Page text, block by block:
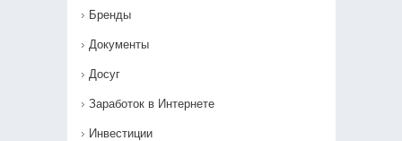
Бренды
Документы
Досуг
Заработок в Интернете
Инвестиции